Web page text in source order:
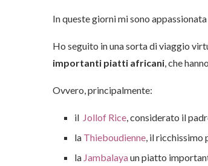
In queste giorni mi sono
Ho seguito in una sorta di viaggio
importanti piatti africani, che
Ovvero, principalmente:
il Jollof Rice, considerato il
la Thieboudienne, il ricchissimo
la Jambalayaun piatto